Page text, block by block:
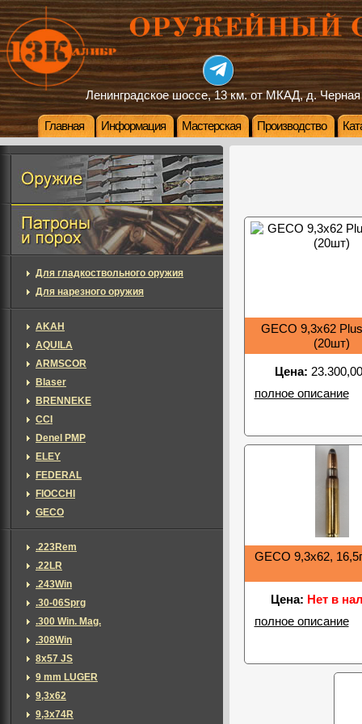
Ленинградское шоссе, 13 км. от МКАД, д. Черная
Главная Информация Мастерская Производство
GECO 9,3x62
(20шт)
Цена:
полное описание
GECO 9,3x62,
Цена: Нет в
полное описание
Для гладкоствольного оружия
Для нарезного оружия
AKAH
AQUILA
ARMSCOR
Blaser
BRENNEKE
CCI
Denel PMP
ELEY
FEDERAL
FIOCCHI
GECO
.223Rem
.22LR
.243Win
.30-06Sprg
.300 Win. Mag.
.308Win
8x57 JS
9 mm LUGER
9,3x62
9,3x74R